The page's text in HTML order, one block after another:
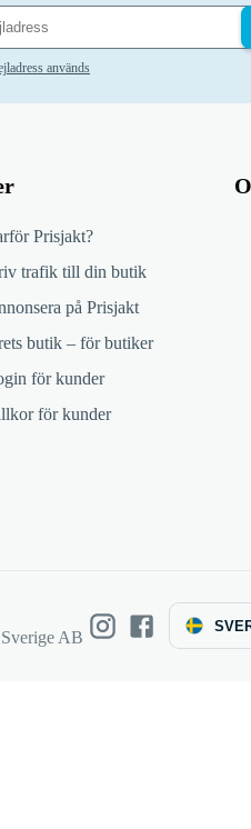
används
Prisjakt?
trafik till din butik
på Prisjakt
butik – för butiker
för kunder
för kunder
AB